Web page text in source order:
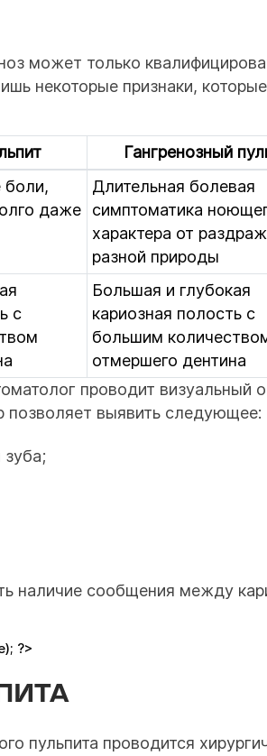
может только
некоторые признаки,
Гангренозный
боли,
даже
Длительная болевая
симптоматика
характера от
разной природы
с
Большая и глубокая
кариозная полость с
большим
отмершего дентина
проводит визуальный
позволяет выявить следующее:
наличие сообщения между
?>
пульпита проводится